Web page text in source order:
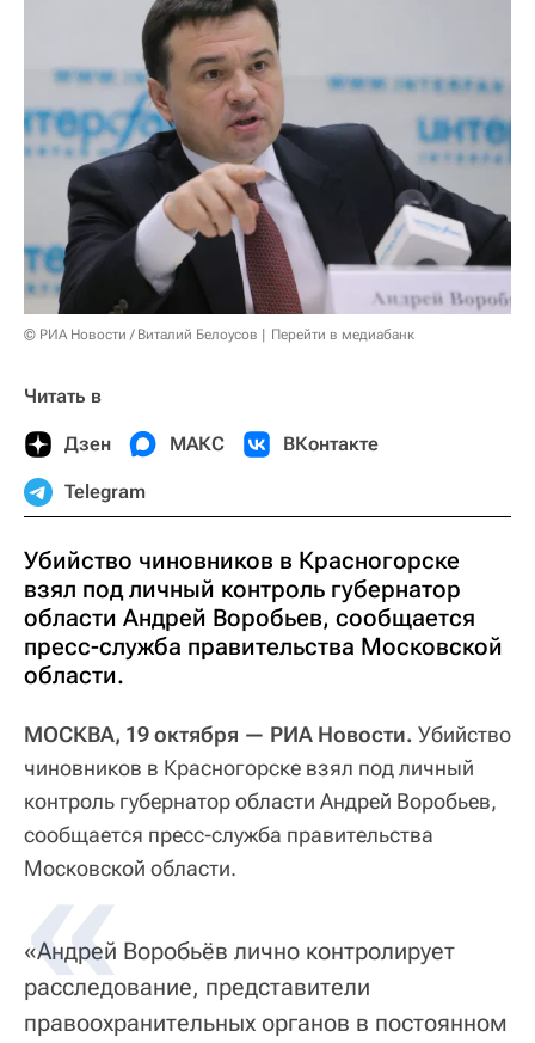
© РИА Новости / Виталий Белоусов Перейти в медиабанк
Читать в
Дзен МАКС ВКонтакте
Telegram
Убийство чиновников в Красногорске
взял под личный контроль губернатор
области Андрей Воробьев, сообщается
пресс-служба правительства Московской
области.
МОСКВА, 19 октября — РИА Новости. Убийство
чиновников в Красногорске взял под личный
контроль губернатор области Андрей Воробьев,
сообщается пресс-служба правительства
Московской области.
«Андрей Воробьёв лично контролирует
расследование, представители
правоохранительных органов в постоянном